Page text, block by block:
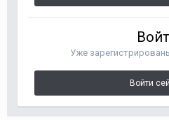
Уже
Войти